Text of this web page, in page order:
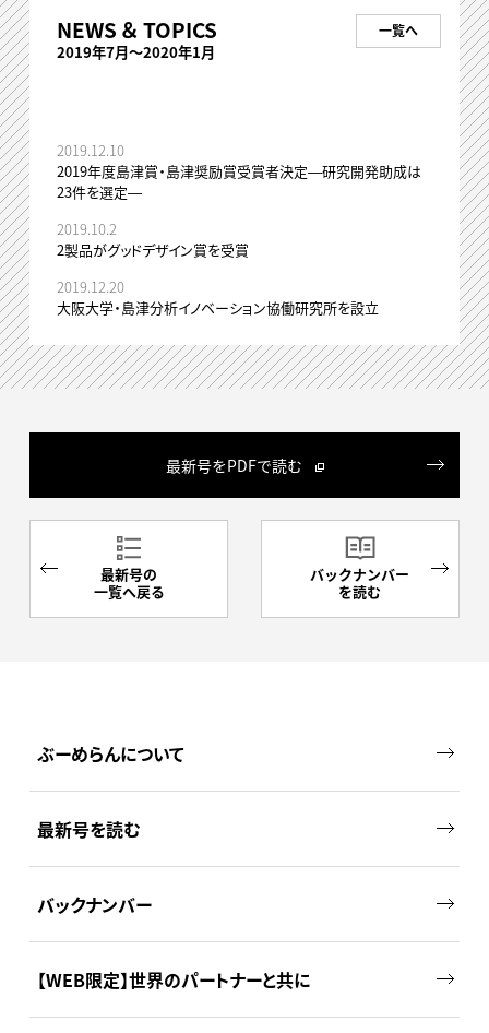
NEWS ＆ TOPICS
2019年7月～2020年1月
2019.12.10
2019年度島津賞・島津奨励賞受賞者決定―研究開発助成は
23件を選定―
2019.10.2
2製品がグッドデザイン賞を受賞
2019.12.20
大阪大学・島津分析イノベーション協働研究所を設立
一覧へ
最新号をPDFで読む
最新号の
一覧へ戻る
バックナンバー
を読む
ぶーめらんについて
最新号を読む
バックナンバー
【WEB限定】世界のパートナーと共に